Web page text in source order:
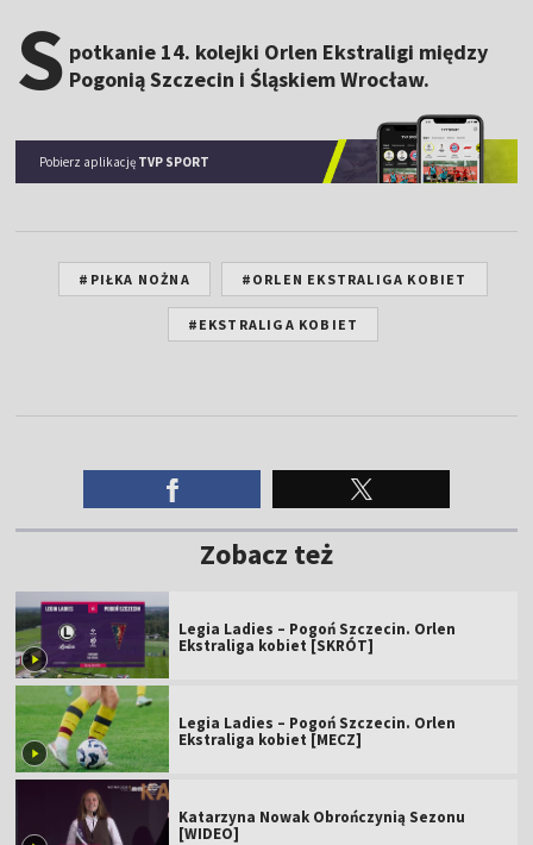
S potkanie 14. kolejki Orlen Ekstraligi między
Pogonią Szczecin i Śląskiem Wrocław.
Pobierz aplikację TVP SPORT
#PIŁKA NOŻNA #ORLEN EKSTRALIGA KOBIET
#EKSTRALIGA KOBIET
Zobacz też
Legia Ladies – Pogoń Szczecin. Orlen
Ekstraliga kobiet [SKRÓT]
Legia Ladies – Pogoń Szczecin. Orlen
Ekstraliga kobiet [MECZ]
Katarzyna Nowak Obrończynią Sezonu
[WIDEO]